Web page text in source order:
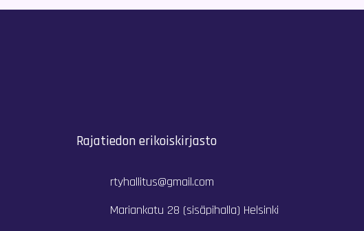
Rajatiedon erikoiskirjasto
rtyhallitus@gmail.com
Mariankatu 28 (sisäpihalla) Helsinki